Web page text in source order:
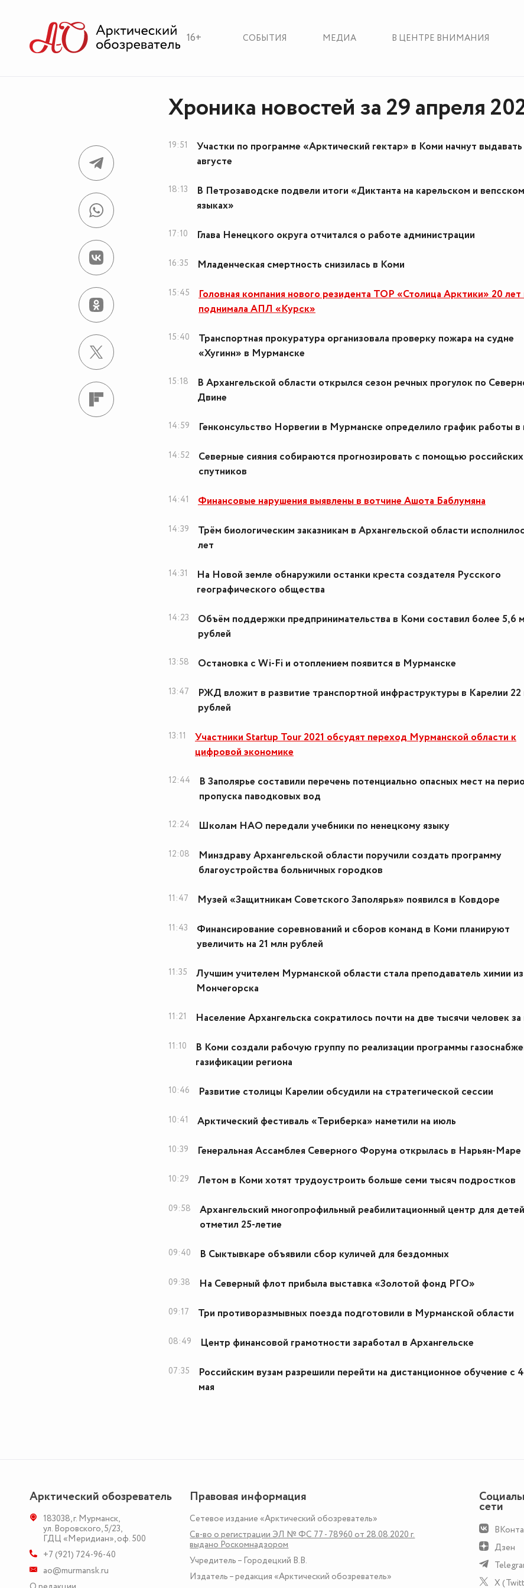
16+ СОБЫТИЯ МЕДИА В ЦЕНТРЕ ВНИМАНИЯ
Хроника новостей за 29 апреля
19:51
Участки по программе «Арктический гектар» в Коми начнут выдавать
августе
18:13
В Петрозаводске подвели итоги «Диктанта на карельском и вепсском
языках»
17:10 Глава Ненецкого округа отчитался о работе администрации
16:35 Младенческая смертность снизилась в Коми
15:45
Головная компания нового резидента ТОР «Столица Арктики» 20 лет
поднимала АПЛ «Курск»
15:40
Транспортная прокуратура организовала проверку пожара на судне
«Хугинн» в Мурманске
15:18
В Архангельской области открылся сезон речных прогулок по
Двине
14:59 Генконсульство Норвегии в Мурманске определило график работы в
14:52
Северные сияния собираются прогнозировать с помощью российских
спутников
14:41 Финансовые нарушения выявлены в вотчине Ашота Баблумяна
14:39
Трём биологическим заказникам в Архангельской области
лет
14:31
На Новой земле обнаружили останки креста создателя Русского
географического общества
14:23
Объём поддержки предпринимательства в Коми составил более 5,6
рублей
13:58 Остановка с Wi-Fi и отоплением появится в Мурманске
13:47
РЖД вложит в развитие транспортной инфраструктуры в Карелии
рублей
13:11
Участники Startup Tour 2021 обсудят переход Мурманской области к
цифровой экономике
12:44
В Заполярье составили перечень потенциально опасных мест на
пропуска паводковых вод
12:24 Школам НАО передали учебники по ненецкому языку
12:08
Минздраву Архангельской области поручили создать программу
благоустройства больничных городков
11:47 Музей «Защитникам Советского Заполярья» появился в Ковдоре
11:43
Финансирование соревнований и сборов команд в Коми планируют
увеличить на 21 млн рублей
11:35
Лучшим учителем Мурманской области стала преподаватель химии из
Мончегорска
11:21 Население Архангельска сократилось почти на две тысячи человек за
11:10
В Коми создали рабочую группу по реализации программы
газификации региона
10:46 Развитие столицы Карелии обсудили на стратегической сессии
10:41 Арктический фестиваль «Териберка» наметили на июль
10:39 Генеральная Ассамблея Северного Форума открылась в Нарьян-Маре
10:29 Летом в Коми хотят трудоустроить больше семи тысяч подростков
09:58
Архангельский многопрофильный реабилитационный центр для детей
отметил 25-летие
09:40 В Сыктывкаре объявили сбор куличей для бездомных
09:38 На Северный флот прибыла выставка «Золотой фонд РГО»
09:17 Три противоразмывных поезда подготовили в Мурманской области
08:49 Центр финансовой грамотности заработал в Архангельске
07:35
Российским вузам разрешили перейти на дистанционное обучение с
мая
Арктический обозреватель
183038,г. Мурманск,
ул. Воровского, 5/23,
ГДЦ «Меридиан», оф. 500
+7 (921) 724-96-40
ao@murmansk.ru
Правовая информация
Сетевое издание «Арктический обозреватель»
Св-во о регистрации ЭЛ № ФС 77 - 78960 от 28.08.2020 г.
выдано Роскомнадзором
Учредитель – Городецкий В.В.
Издатель – редакция «Арктический обозреватель»
сети
Дзен
X